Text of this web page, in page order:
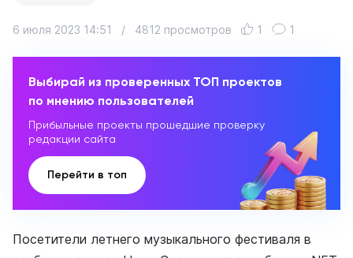
6 июля 2023 14:51 / 4812 просмотров 1 1
Выбирай из проверенных ТОП проектов
по мнению пользователей
Прибыльные проекты прошедшие проверку
редакции сайта
Перейти в топ
Посетители летнего музыкального фестиваля в